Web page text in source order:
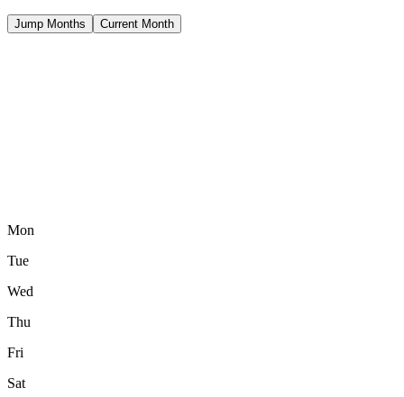
Jump Months Current Month
Mon
Tue
Wed
Thu
Fri
Sat